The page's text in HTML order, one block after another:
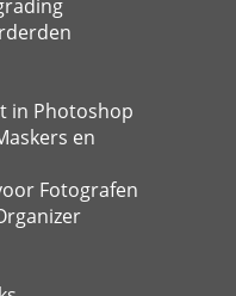
in Photoshop
en
Fotografen